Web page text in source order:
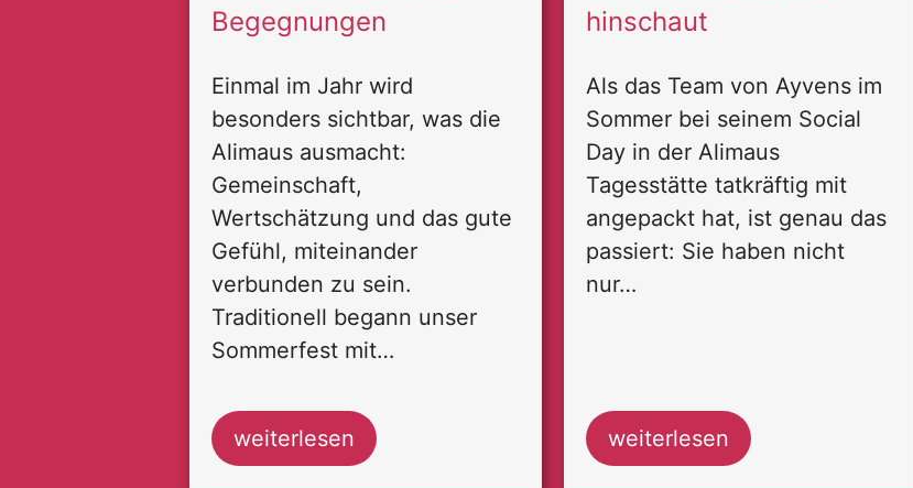
Begegnungen
Einmal im Jahr wird
besonders sichtbar, was die
Alimaus ausmacht:
Gemeinschaft,
Wertschätzung und das gute
Gefühl, miteinander
verbunden zu sein.
Traditionell begann unser
Sommerfest mit…
weiterlesen
hinschaut
Als das Team von Ayvens im
Sommer bei seinem Social
Day in der Alimaus
Tagesstätte tatkräftig mit
angepackt hat, ist genau das
passiert: Sie haben nicht
nur…
weiterlesen